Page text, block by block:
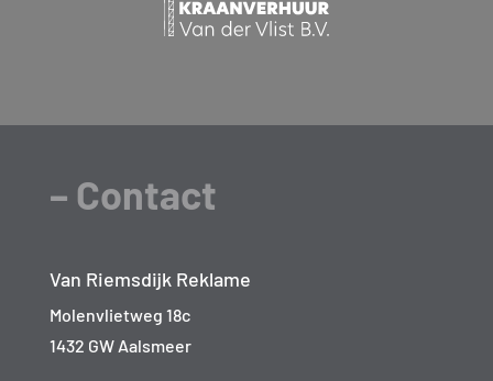
– Contact
Van Riemsdijk Reklame
Molenvlietweg 18c
1432 GW Aalsmeer